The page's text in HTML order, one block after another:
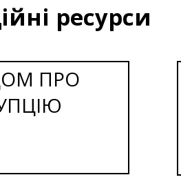
ресурси
ПРО